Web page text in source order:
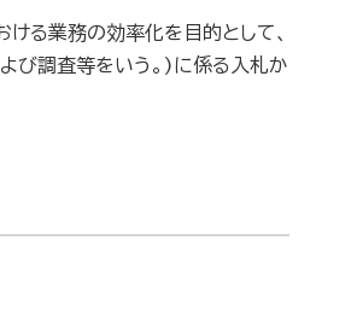
る業務の効率化を目的として、
び調査等をいう。)に係る入札か